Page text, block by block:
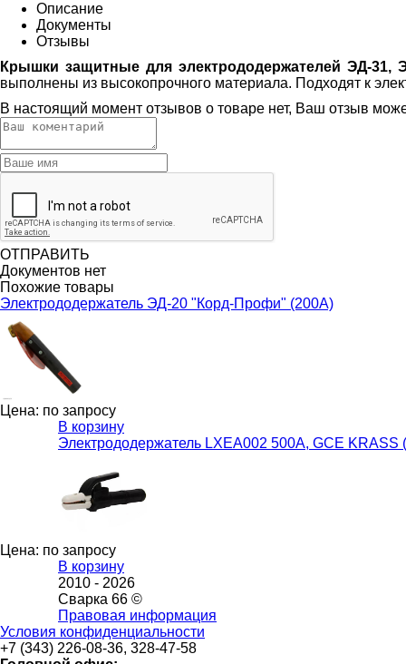
Описание
Документы
Отзывы
Крышки защитные для электрододержателей ЭД-31,
выполнены из высокопрочного материала. Подходят к
В настоящий момент отзывов о товаре нет, Ваш отзыв
ОТПРАВИТЬ
Документов нет
Похожие товары
Электрододержатель ЭД-20 "Корд-Профи" (200А)
Цена: по запросу
В корзину
Электрододержатель LXEA002 500A, GCE
Цена: по запросу
В корзину
2010 - 2026
Сварка 66 ©
Правовая информация
Условия конфиденциальности
+7 (343) 226-08-36, 328-47-58